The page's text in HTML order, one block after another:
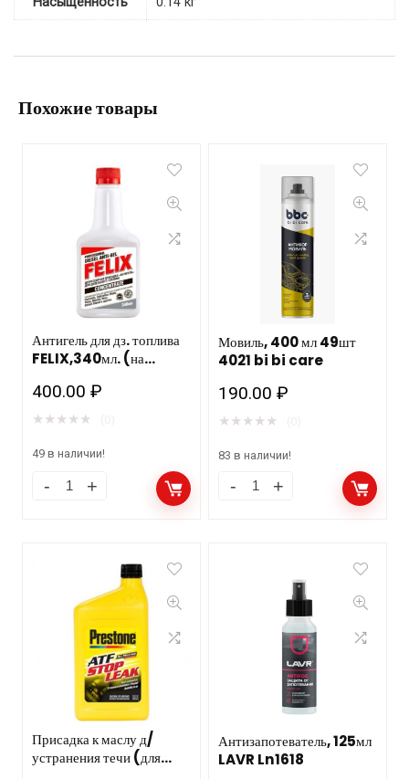
Похожие товары
Антигель для дз. топлива
FELIX,340мл. (на
Синтез/12шт
400.00₽
★ ★ ★ ★ ★
49 в наличии!
Мовиль, 400 мл 49шт
4021 bi bi care
190.00₽
★ ★ ★ ★ ★
83 в наличии!
Присадка к маслу д/
устранения течи (для
Антизапотеватель, 125мл
LAVR Ln1618